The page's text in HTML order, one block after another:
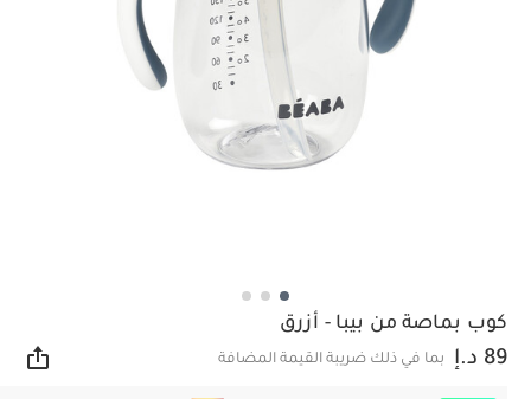
كوب بماصة من بيبا - أزرق
89 د.إ بما في ذلك ضريبة القيمة المضافة